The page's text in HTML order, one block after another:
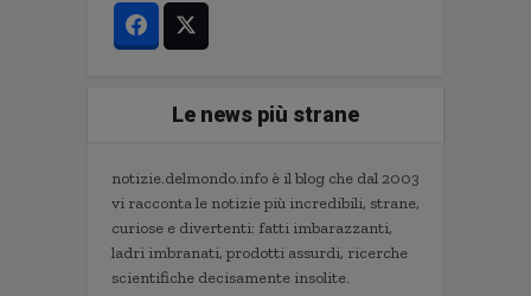
Le news più strane
notizie.delmondo.info è il blog che dal 2003
vi racconta le notizie più incredibili, strane,
curiose e divertenti: fatti imbarazzanti,
ladri imbranati, prodotti assurdi, ricerche
scientifiche decisamente insolite.